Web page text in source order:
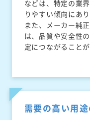
などは、特定の業
りやすい傾向にあり
また、メーカー純
は、品質や安全性
定につながることが
需要の高い用